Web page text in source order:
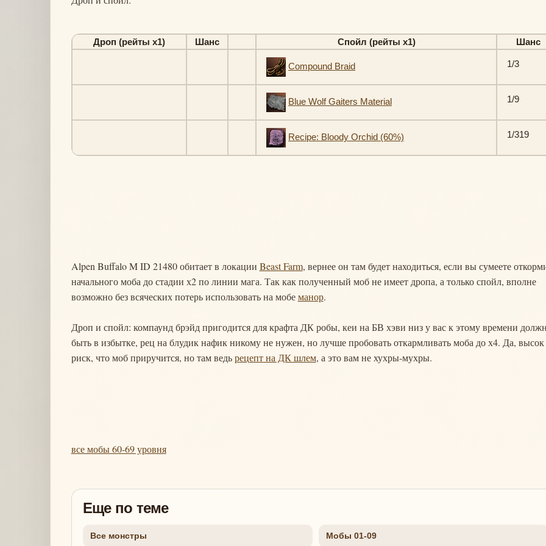
Дроп (рейты х1) Шанс Спойл (рейты х1) Шанс
Compound Braid 1/3
Blue Wolf Gaiters Material 1/9
Recipe: Bloody Orchid (60%) 1/319
Alpen Buffalo M ID 21480 обитает в локации Beast Farm, вернее он там будет находиться, если вы сумеете
начального моба до стадии х2 по линии мага. Так как полученный моб не имеет дропа, а только спойл, вполне
возможно без всяческих потерь использовать на мобеманор.
Дроп и спойл: компаунд брэйд пригодится для крафта ДК робы, кеи на БВ хэви низ у вас к этому времени
быть в избытке, рец на блудик нафик никому не нужен, но лучше пробовать откармливать моба до х4. Да, высок
риск, что моб приручится, но там ведьрецепт на ДК шлем, а это вам не хухры-мухры.
все мобы 60-69 уровня
Еще по теме
Все монстры Мобы 01-09